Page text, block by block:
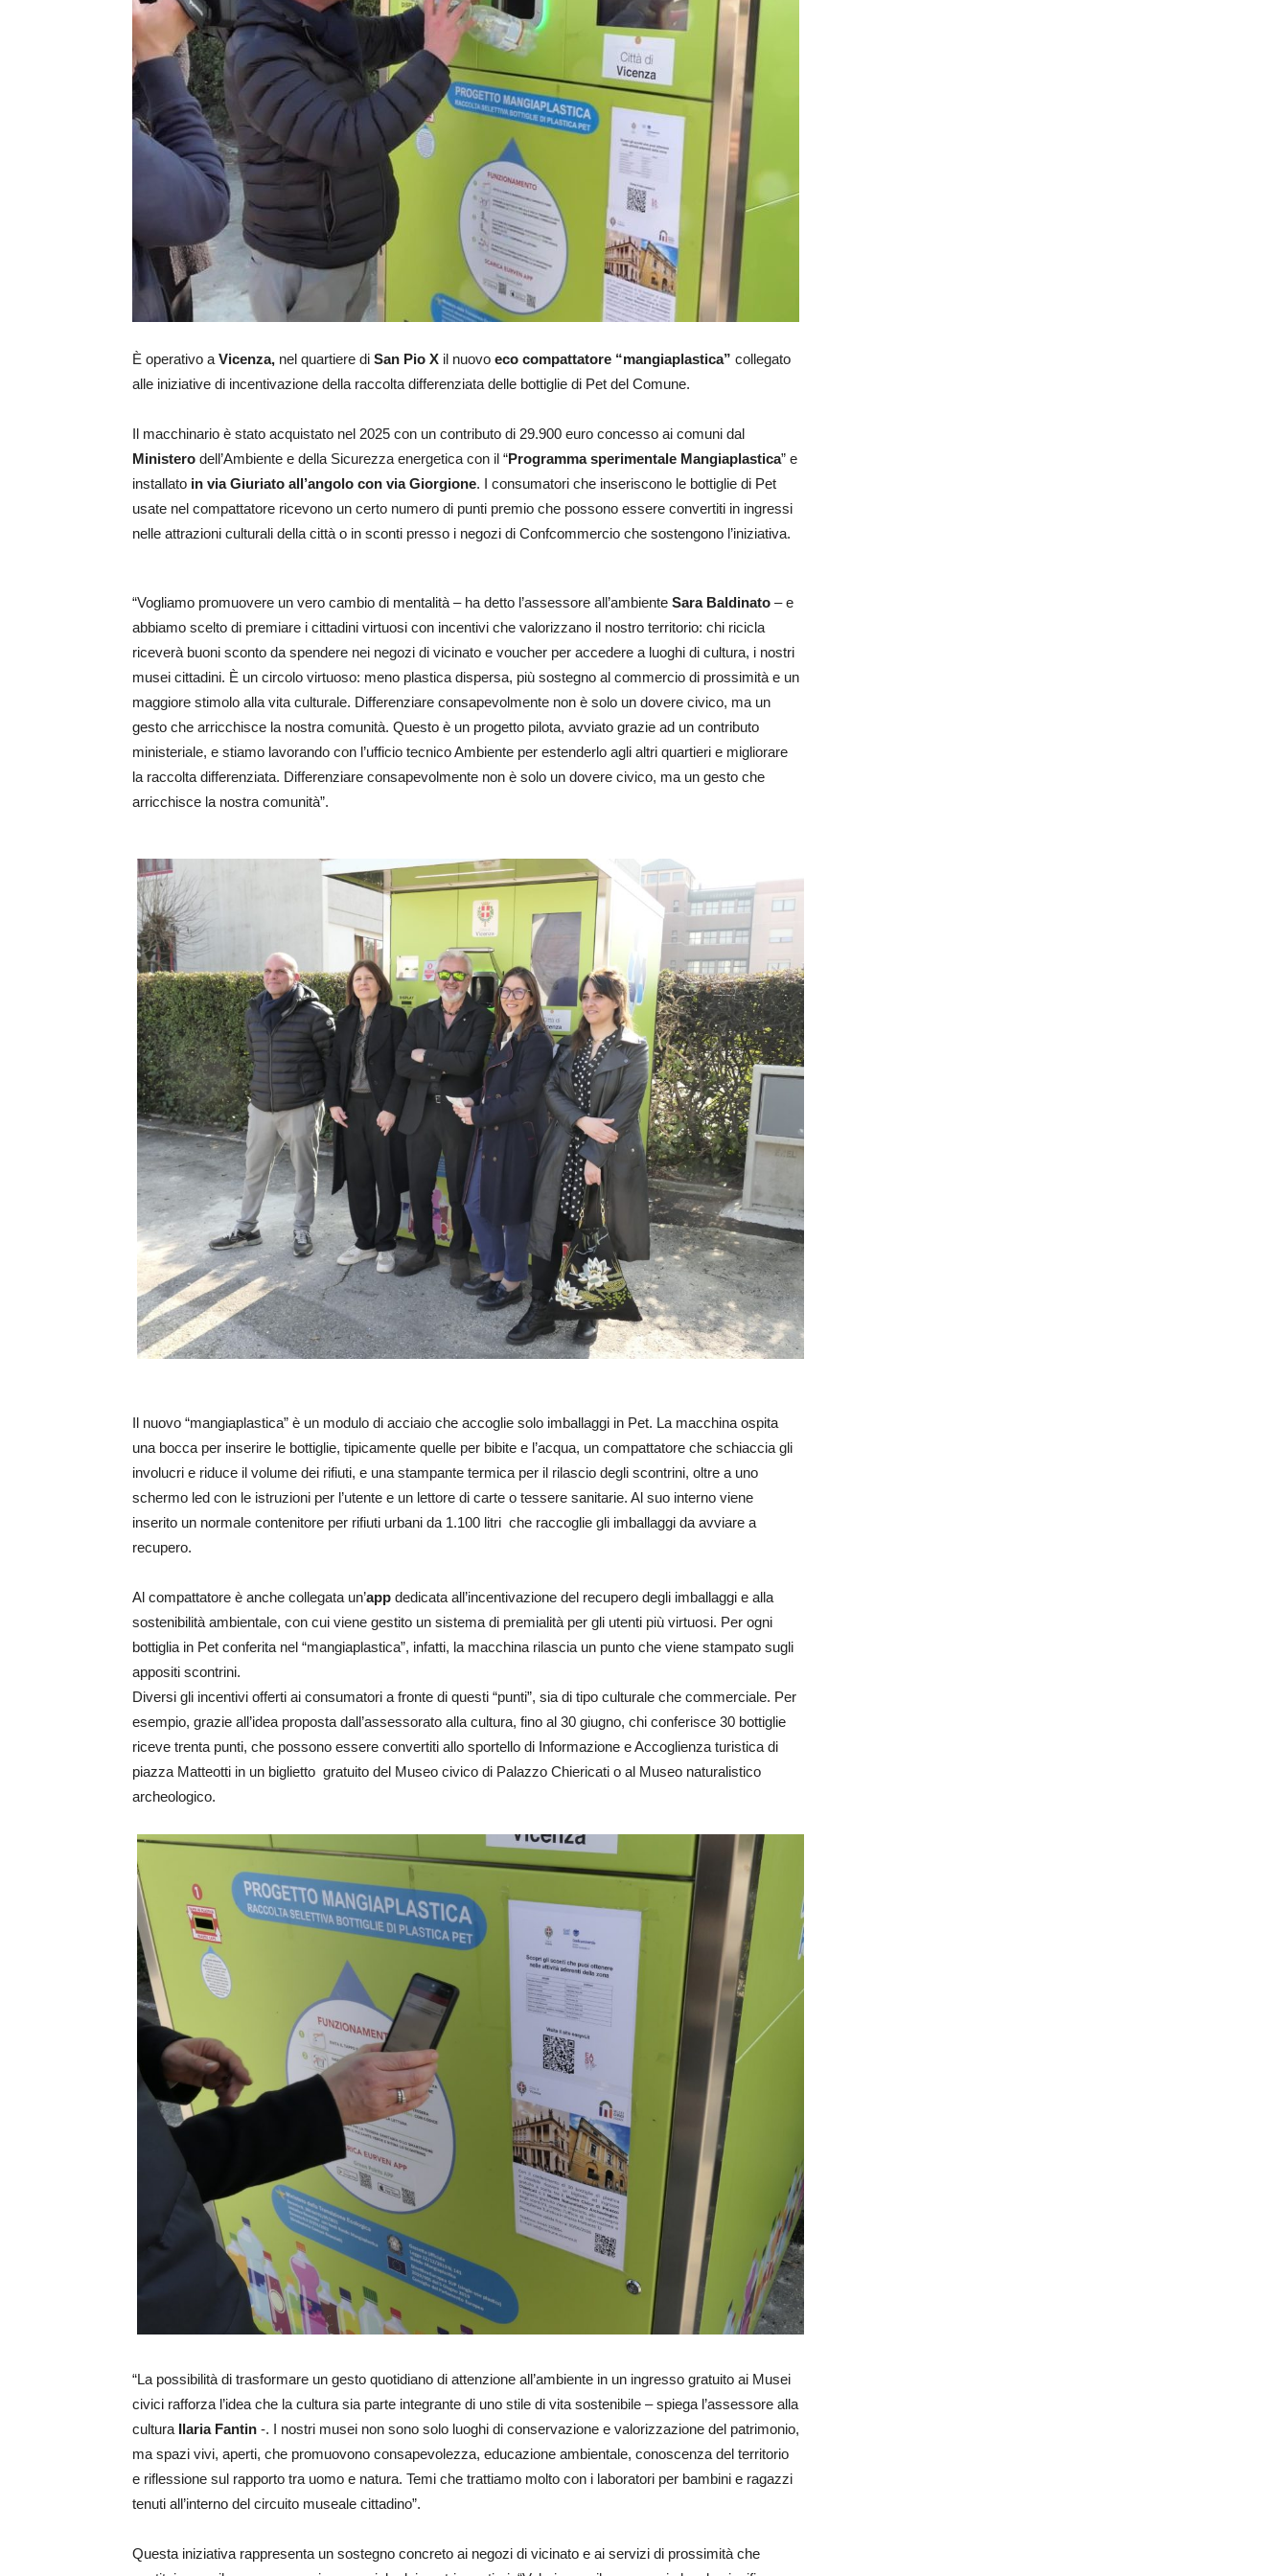
È operativo a Vicenza, nel quartiere di San Pio X il nuovo eco compattatore “mangiaplastica” collegato
alle iniziative di incentivazione della raccolta differenziata delle bottiglie di Pet del Comune.
Il macchinario è stato acquistato nel 2025 con un contributo di 29.900 euro concesso ai comuni dal
Ministero dell’Ambiente e della Sicurezza energetica con il “Programma sperimentale Mangiaplastica” e
installato in via Giuriato all’angolo con via Giorgione. I consumatori che inseriscono le bottiglie di Pet
usate nel compattatore ricevono un certo numero di punti premio che possono essere convertiti in ingressi
nelle attrazioni culturali della città o in sconti presso i negozi di Confcommercio che sostengono l’iniziativa.
“Vogliamo promuovere un vero cambio di mentalità – ha detto l’assessore all’ambiente Sara Baldinato – e
abbiamo scelto di premiare i cittadini virtuosi con incentivi che valorizzano il nostro territorio: chi ricicla
riceverà buoni sconto da spendere nei negozi di vicinato e voucher per accedere a luoghi di cultura, i nostri
musei cittadini. È un circolo virtuoso: meno plastica dispersa, più sostegno al commercio di prossimità e un
maggiore stimolo alla vita culturale. Differenziare consapevolmente non è solo un dovere civico, ma un
gesto che arricchisce la nostra comunità. Questo è un progetto pilota, avviato grazie ad un contributo
ministeriale, e stiamo lavorando con l’ufficio tecnico Ambiente per estenderlo agli altri quartieri e migliorare
la raccolta differenziata. Differenziare consapevolmente non è solo un dovere civico, ma un gesto che
arricchisce la nostra comunità”.
Il nuovo “mangiaplastica” è un modulo di acciaio che accoglie solo imballaggi in Pet. La macchina ospita
una bocca per inserire le bottiglie, tipicamente quelle per bibite e l’acqua, un compattatore che schiaccia gli
involucri e riduce il volume dei rifiuti, e una stampante termica per il rilascio degli scontrini, oltre a uno
schermo led con le istruzioni per l’utente e un lettore di carte o tessere sanitarie. Al suo interno viene
inserito un normale contenitore per rifiuti urbani da 1.100 litri che raccoglie gli imballaggi da avviare a
recupero.
Al compattatore è anche collegata un’app dedicata all’incentivazione del recupero degli imballaggi e alla
sostenibilità ambientale, con cui viene gestito un sistema di premialità per gli utenti più virtuosi. Per ogni
bottiglia in Pet conferita nel “mangiaplastica”, infatti, la macchina rilascia un punto che viene stampato sugli
appositi scontrini.
Diversi gli incentivi offerti ai consumatori a fronte di questi “punti”, sia di tipo culturale che commerciale. Per
esempio, grazie all’idea proposta dall’assessorato alla cultura, fino al 30 giugno, chi conferisce 30 bottiglie
riceve trenta punti, che possono essere convertiti allo sportello di Informazione e Accoglienza turistica di
piazza Matteotti in un biglietto gratuito del Museo civico di Palazzo Chiericati o al Museo naturalistico
archeologico.
“La possibilità di trasformare un gesto quotidiano di attenzione all’ambiente in un ingresso gratuito ai Musei
civici rafforza l’idea che la cultura sia parte integrante di uno stile di vita sostenibile – spiega l’assessore alla
cultura Ilaria Fantin -. I nostri musei non sono solo luoghi di conservazione e valorizzazione del patrimonio,
ma spazi vivi, aperti, che promuovono consapevolezza, educazione ambientale, conoscenza del territorio
e riflessione sul rapporto tra uomo e natura. Temi che trattiamo molto con i laboratori per bambini e ragazzi
tenuti all’interno del circuito museale cittadino”.
Questa iniziativa rappresenta un sostegno concreto ai negozi di vicinato e ai servizi di prossimità che